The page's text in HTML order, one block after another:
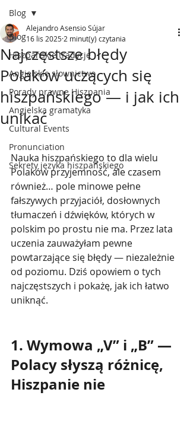
Blog
Hiszpańskie tradycje
Angielskie słownictwo
Porady prawne Hiszpania
Angielska gramatyka
Cultural Events
Pronunciation
Sekrety języka hiszpańskiego
Blog
Najczęstsze błędy
Polaków uczących się
hiszpańskiego — i jak ich
unikać
Alejandro Asensio Sújar
16 lis 2025 2 minut(y) czytania
Nauka hiszpańskiego to dla wielu
Polaków przyjemność, ale czasem
również… pole minowe pełne
fałszywych przyjaciół, dosłownych
tłumaczeń i dźwięków, których w
polskim po prostu nie ma. Przez lata
uczenia zauważyłam pewne
powtarzające się błędy — niezależnie
od poziomu. Dziś opowiem o tych
najczęstszych i pokażę, jak ich łatwo
uniknąć.
1. Wymowa „V” i „B” —
Polacy słyszą różnicę,
Hiszpanie nie